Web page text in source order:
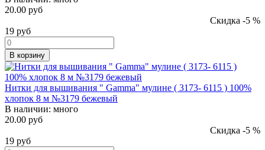
20.00 руб
Скидка -5 %
19 руб
В корзину
Нитки для вышивания " Gamma" мулине ( 3173- 6115 ) 100%
хлопок 8 м №3179 бежевый
В наличии: много
20.00 руб
Скидка -5 %
19 руб